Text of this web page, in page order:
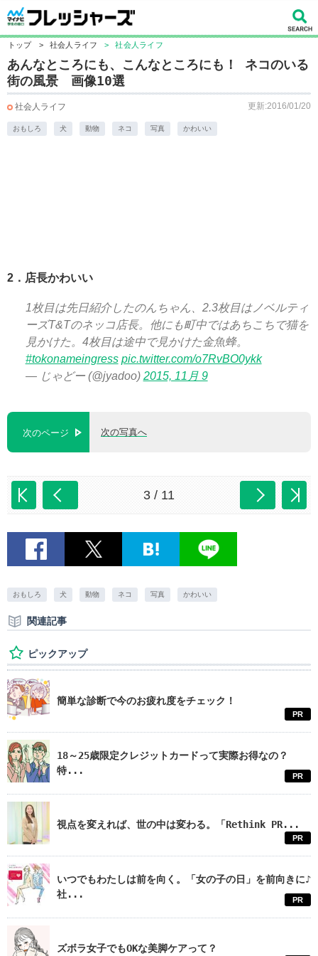
トップ > 社会人ライフ > 社会人ライフ
あんなところにも、こんなところにも！ ネコのいる
街の風景 画像10選
社会人ライフ 更新:2016/01/20
おもしろ 犬 動物 ネコ 写真 かわいい
2．店長かわいい
1枚目は先日紹介したのんちゃん、2.3枚目はノベルティ
ーズT&Tのネッコ店長。他にも町中ではあちこちで猫を
見かけた。4枚目は途中で見かけた金魚蜂。
#tokonameingress pic.twitter.com/o7RvBO0ykk
— じゃどー (@jyadoo) 2015, 11月 9
次のページ 次の写真へ
3 / 11
おもしろ 犬 動物 ネコ 写真 かわいい
関連記事
ピックアップ
簡単な診断で今のお疲れ度をチェック！
PR
18～25歳限定クレジットカードって実際お得なの？
特...
PR
視点を変えれば、世の中は変わる。「Rethink PR...
PR
いつでもわたしは前を向く。「女の子の日」を前向きに♪
社...
PR
ズボラ女子でもOKな美脚ケアって？